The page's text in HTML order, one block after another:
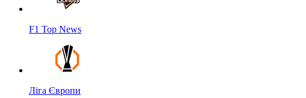
F1 Top News
Ліга Європи